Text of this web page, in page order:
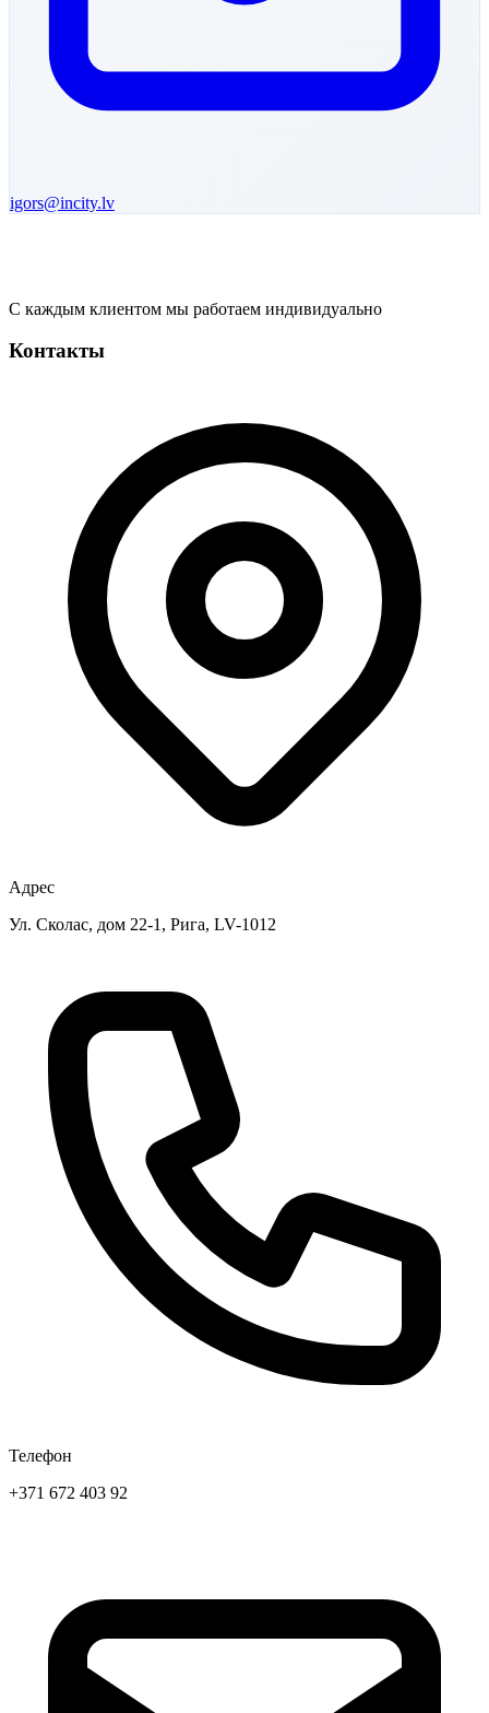
igors@incity.lv
С каждым клиентом мы работаем индивидуально
Контакты
Адрес
Ул. Сколас, дом 22-1, Рига, LV-1012
Телефон
+371 672 403 92